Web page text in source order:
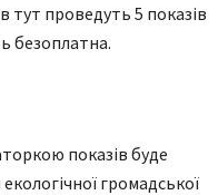
тут проведуть 5 показів
безоплатна.
показів буде
громадської